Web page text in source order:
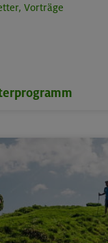
Vorträge